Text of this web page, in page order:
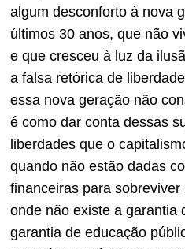
algum desconforto à nova
últimos 30 anos, que não
e que cresceu à luz da
a falsa retórica de
essa nova geração não
é como dar conta dessas
liberdades que o
quando não estão dadas
financeiras para sobreviver
onde não existe a garantia
garantia de educação